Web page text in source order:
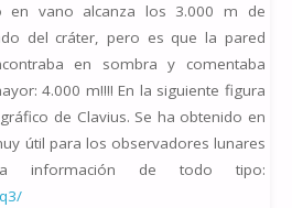
en vano alcanza los 3.000 m de
del cráter, pero es que la pared
en sombra y comentaba
4.000 m!!!! En la siguiente figura
de Clavius. Se ha obtenido en
útil para los observadores lunares
información de todo tipo: